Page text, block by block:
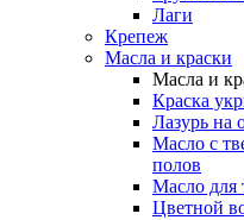
Лаги
Крепеж
Масла и краски
Масла и
Краска
Лазурь на
Масло с
полов
Масло для
Цветной